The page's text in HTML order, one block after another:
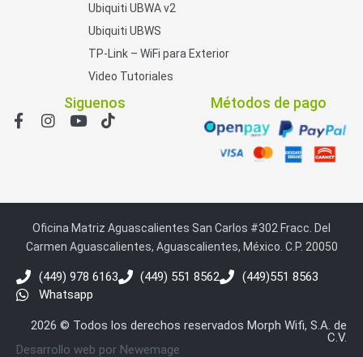
Ubiquiti UBWA v2
Ubiquiti UBWS
TP-Link – WiFi para Exterior
Video Tutoriales
Siguenos Métodos de pago
Oficina Matriz Aguascalientes San Carlos #302 Fracc. Del
Carmen Aguascalientes, Aguascalientes, México. C.P. 20050
(449) 978 6163 (449) 551 8562
(449)551 8563
Whatsapp
2026 © Todos los derechos reservados Morph Wifi, S.A. de
C.V.
Desarrollo web por Newemage